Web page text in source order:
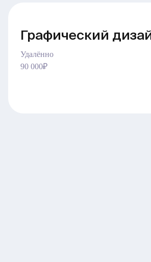
Графический
Удалённо
90 000₽